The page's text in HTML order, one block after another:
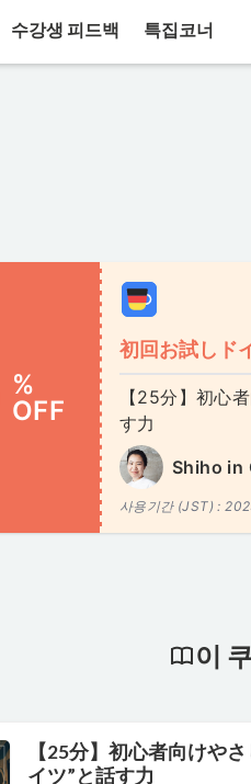
수강생 피드백 특집코너
%
OFF
初回お試しド
【25分】初心
す力
Shiho in
사용기간 (JST) :
이
【25分】初心者向けや
イツ”と話す力